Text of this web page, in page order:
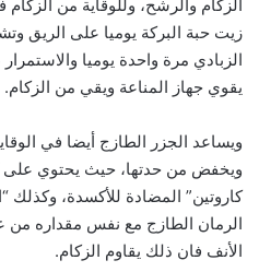
الزكام والرشح، وللوقاية من
زيت حبة البركة يوميا على الريق
الزبادي مرة واحدة يوميا
يقوي جهاز المناعة ويقي من الزكام.
ويساعد الجزر الطازج أيضا في
ويخفض من حدتها، حيث يحتوي على
كاروتين” المضادة للأكسدة، وكذلك
الرمان الطازج مع نفس مقداره
الأنف فان ذلك يقاوم الزكام.